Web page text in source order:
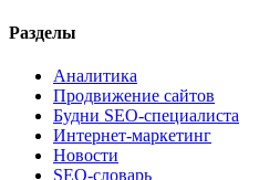
Разделы
Аналитика
Продвижение сайтов
Будни SEO-специалиста
Интернет-маркетинг
Новости
SEO-словарь